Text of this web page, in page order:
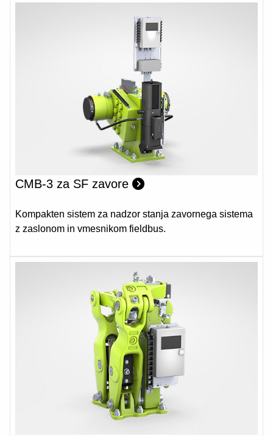
CMB-3 za SF zavore
Kompakten sistem za nadzor stanja zavornega sistema
z zaslonom in vmesnikom fieldbus.